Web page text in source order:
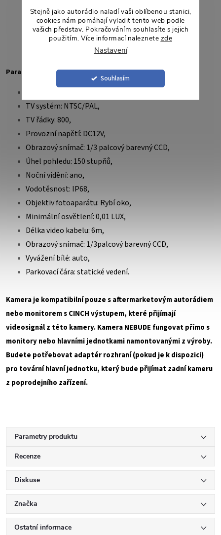
Stejně jako autorádio naladí vaši oblíbenou stanici,
cookies nám pomáhají vyladit tento web podle
vašich představ. Pokračováním souhlasíte s jejich
použitím. Více informací naleznete zde
Nastavení
Souhlasím
Parametry
TV systém: NTSC/PAL,
TV řádky: 800,
Provozní napětí: DC12V,
Obrazový snímač: 1/3 palcový barevný CCD,
Úhel pohledu: 150 stupňů,
Noční vidění: ano,
Vodotěsnost: IP68,
Objektiv fotoaparátu: Rybí oko,
Minimální osvětlení: 0,01 LUX,
Délka video kabelu: 6m,
Obrazový snímač: 1/3palcový barevný CCD,
Vyvážení bílé: auto,
Parkovací čára: statické vedení.
Kamera je kompatibilní pouze s aftermarketovým autorádiem
nebo monitorem s CINCH výstupem, které přijímají
videosignál z této kamery. Kamera NEBUDE fungovat přímo s
monitory nebo hlavními jednotkami namontovanými z výroby.
Budete potřebovat adaptér rozhraní (pokud je k dispozici)
pro tovární hlavní jednotku, který bude přijímat zadní kameru
z poprodejního zařízení.
Parametry produktu
Recenze
Diskuse
Značka
Ostatní informace